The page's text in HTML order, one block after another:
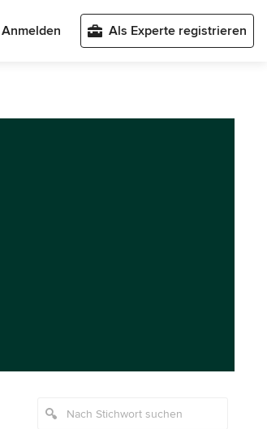
Anmelden Als Experte registrieren